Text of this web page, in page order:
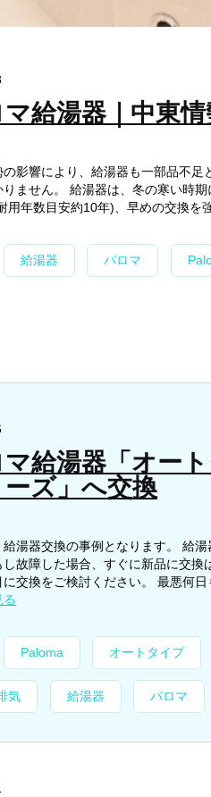
給湯器｜中東
の影響により、給湯器も一部品不足
りません。 給湯器は、冬の寒い時
用年数目安約10年)、早めの交換を
給湯器 パロマ
給湯器「オー
ズ」へ交換
給湯器交換の事例となります。 給
し故障した場合、すぐに新品に交
に交換をご検討ください。 最悪何
る
Paloma オートタイプ
気 給湯器 パロマ